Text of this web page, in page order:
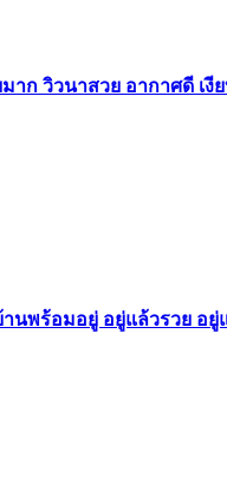
วิวนาสวย อากาศดี เงีย
ร้อมอยู่ อยู่แล้วรวย อยู่แ